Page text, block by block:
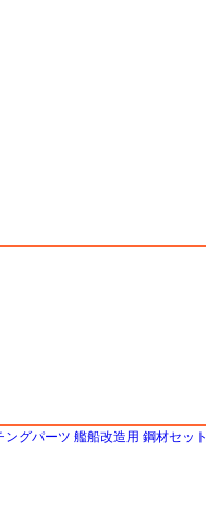
グパーツ 艦船改造用 鋼材セット